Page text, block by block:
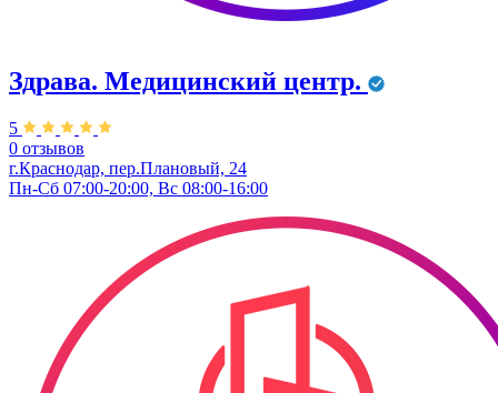
Здрава. ​Медицинский центр.
5
0 отзывов
г.Краснодар, пер.Плановый, 24
Пн-Сб 07:00-20:00, Вс 08:00-16:00